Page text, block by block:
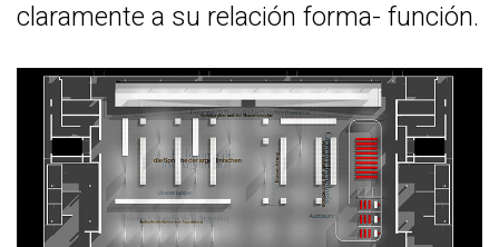
claramente a su relación forma- función.